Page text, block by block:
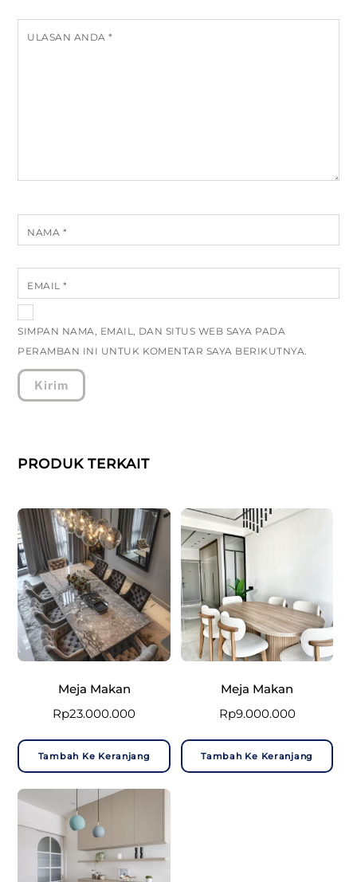
ULASAN ANDA*
NAMA *
EMAIL*
SIMPAN NAMA, EMAIL, DAN SITUS WEB SAYA PADA
PERAMBAN INI UNTUK KOMENTAR SAYA BERIKUTNYA.
PRODUK TERKAIT
Meja Makan
Rp23.000.000
Tambah Ke Keranjang
Meja Makan
Rp9.000.000
Tambah Ke Keranjang